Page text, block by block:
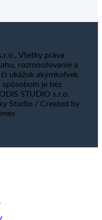
Všetky práva
rozmnožovanie a
ukážok akýmkoľvek
je bez
STUDIO s.r.o.
Studio / Created by